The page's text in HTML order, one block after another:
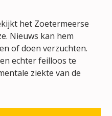
het Zoetermeerse
Nieuws kan hem
of doen verzuchten.
echter feilloos te
ziekte van de